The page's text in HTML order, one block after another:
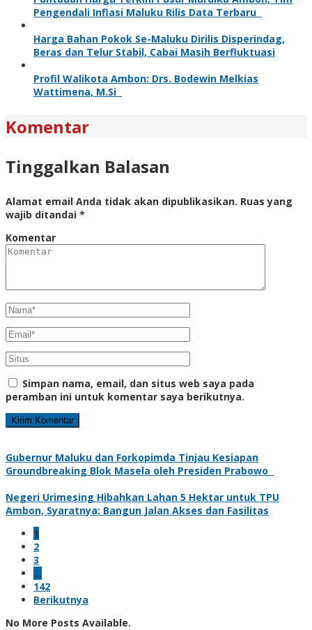
Pengendali Inflasi Maluku Rilis Data Terbaru
Harga Bahan Pokok Se-Maluku Dirilis Disperindag,
Beras dan Telur Stabil, Cabai Masih Berfluktuasi
Profil Walikota Ambon: Drs. Bodewin Melkias
Wattimena, M.Si
Komentar
Tinggalkan Balasan
Alamat email Anda tidak akan dipublikasikan. Ruas yang
wajib ditandai *
Komentar
Simpan nama, email, dan situs web saya pada
peramban ini untuk komentar saya berikutnya.
Gubernur Maluku dan Forkopimda Tinjau Kesiapan
Groundbreaking Blok Masela oleh Presiden Prabowo
Negeri Urimesing Hibahkan Lahan 5 Hektar untuk TPU
Ambon, Syaratnya: Bangun Jalan Akses dan Fasilitas
1
2
3
…
142
Berikutnya
No More Posts Available.